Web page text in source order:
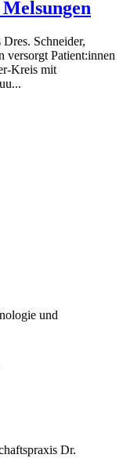
Schneider,
versorgt Patient:innen
Kreis mit
und
Dr.